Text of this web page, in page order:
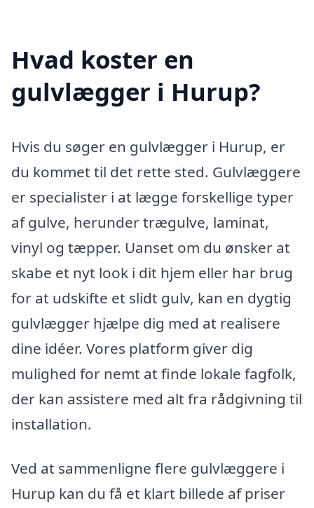
Hvad koster en
gulvlægger i Hurup?
Hvis du søger en gulvlægger i Hurup, er
du kommet til det rette sted. Gulvlæggere
er specialister i at lægge forskellige typer
af gulve, herunder trægulve, laminat,
vinyl og tæpper. Uanset om du ønsker at
skabe et nyt look i dit hjem eller har brug
for at udskifte et slidt gulv, kan en dygtig
gulvlægger hjælpe dig med at realisere
dine idéer. Vores platform giver dig
mulighed for nemt at finde lokale fagfolk,
der kan assistere med alt fra rådgivning til
installation.
Ved at sammenligne flere gulvlæggere i
Hurup kan du få et klart billede af priser